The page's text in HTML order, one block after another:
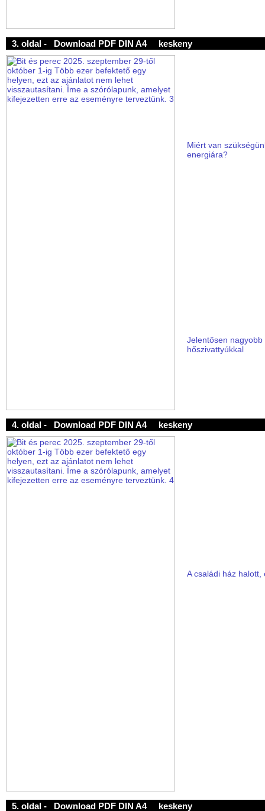
3. oldal - Download PDF DIN A4 keskeny
Miért van
energiára?
Jelentősen
hőszivattyúkkal
4. oldal - Download PDF DIN A4 keskeny
A családi ház
5. oldal - Download PDF DIN A4 keskeny